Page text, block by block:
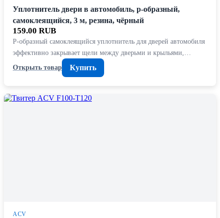
Уплотнитель двери в автомобиль, р-образный,
самоклеящийся, 3 м, резина, чёрный
159.00 RUB
Р-образный самоклеящийся уплотнитель для дверей автомобиля
эффективно закрывает щели между дверьми и крыльями,…
Открыть товар
Купить
ACV